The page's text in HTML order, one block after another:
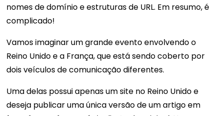
nomes de domínio e estruturas de URL. Em resumo, é
complicado!
Vamos imaginar um grande evento envolvendo o
Reino Unido e a França, que está sendo coberto por
dois veículos de comunicação diferentes.
Uma delas possui apenas um site no Reino Unido e
deseja publicar uma única versão de um artigo em